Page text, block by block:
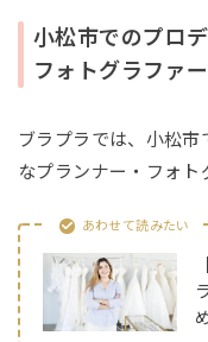
小松市でのプロ
フォトグラファー
ブラプラでは、小松
なプランナー・フォト
あわせて読みたい